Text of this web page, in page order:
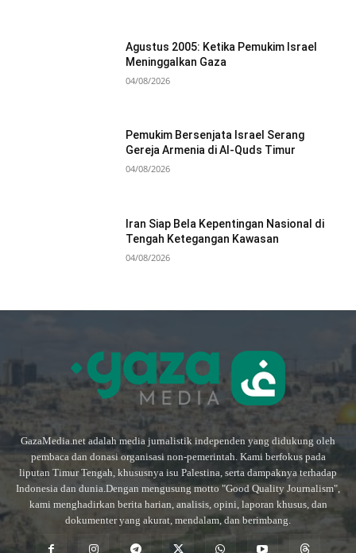
Agustus 2005: Ketika Pemukim Israel
Meninggalkan Gaza
04/08/2026
Pemukim Bersenjata Israel Serang
Gereja Armenia di Al-Quds Timur
04/08/2026
Iran Siap Bela Kepentingan Nasional di
Tengah Ketegangan Kawasan
04/08/2026
GazaMedia.net adalah media jurnalistik independen yang didukung oleh
pembaca dan donasi organisasi non-pemerintah. Kami berfokus pada
liputan Timur Tengah, khususnya isu Palestina, serta dampaknya terhadap
Indonesia dan dunia.Dengan mengusung motto "Good Quality Journalism",
kami menghadirkan berita harian, analisis, opini, laporan khusus, dan
dokumenter yang akurat, mendalam, dan berimbang.